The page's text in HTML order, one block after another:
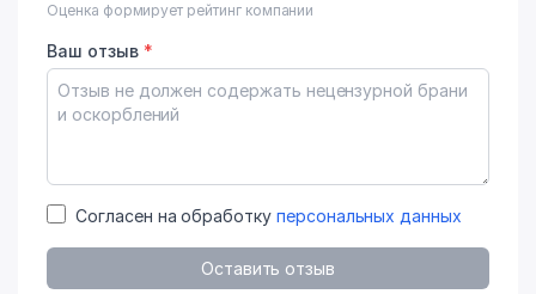
Оценка формирует рейтинг компании
Ваш отзыв *
Согласен на обработку персональных данных
Оставить отзыв